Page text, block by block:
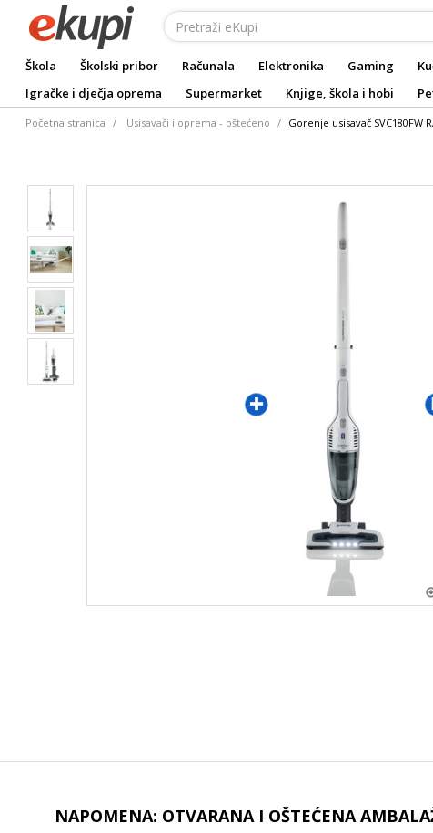
Škola Školski pribor Računala Elektronika Gaming
Igračke i dječja oprema
Supermarket Knjige, škola i hobi
Početna stranica Usisavači i oprema - oštećeno Gorenje usisavač SVC180FW
NAPOMENA: OTVARANA I OŠTEĆENA